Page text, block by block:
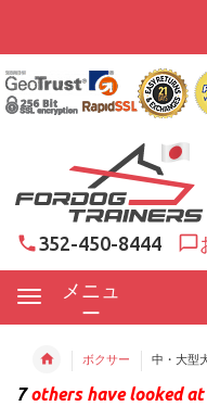
352-450-8444
メニュ
ー
ボクサー 中・大型
7others have looked